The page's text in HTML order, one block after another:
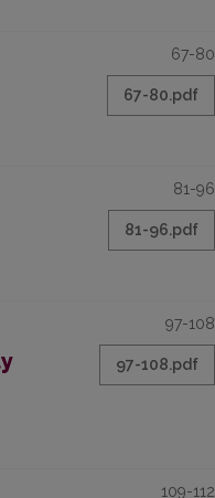
67-80
67-80.pdf
81-96
81-96.pdf
97-108
97-108.pdf
109-112